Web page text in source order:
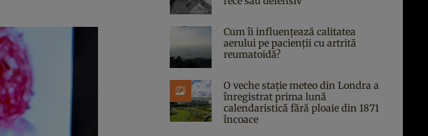
Cum îi influențează calitatea
aerului pe pacienții cu artrită
reumatoidă?
O veche stație meteo din Londra a
înregistrat prima lună
calendaristică fără ploaie din 1871
încoace